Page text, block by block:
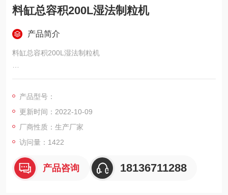
料缸总容积200L湿法制粒机
产品简介
料缸总容积200L湿法制粒机
设备料缸总容积200L，每天运行时间不低于14h,每周不少于70
低位安装及操作，采用人工加料
缸盖盖好后，密封好，工作时不得漏粉；缸盖打开时，缸盖内壁
产品型号：
更新时间：2022-10-09
厂商性质：生产厂家
访问量：1422
产品咨询 18136711288